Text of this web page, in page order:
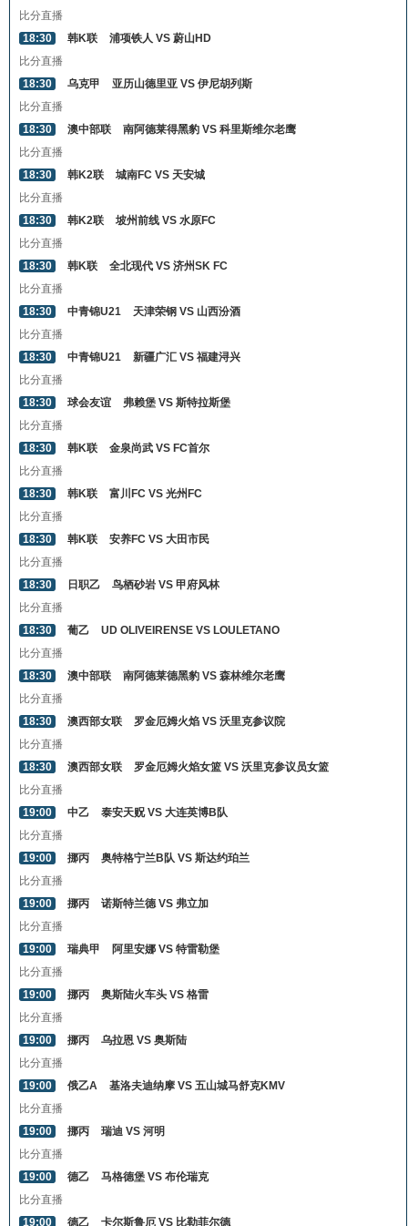
比分直播
18:30
韩K联
浦项铁人 VS 蔚山HD
比分直播
18:30
乌克甲
亚历山德里亚 VS 伊尼胡列斯
比分直播
18:30
澳中部联
南阿德莱得黑豹 VS 科里斯维尔老鹰
比分直播
18:30
韩K2联
城南FC VS 天安城
比分直播
18:30
韩K2联
坡州前线 VS 水原FC
比分直播
18:30
韩K联
全北现代 VS 济州SK FC
比分直播
18:30
中青锦U21
天津荣钢 VS 山西汾酒
比分直播
18:30
中青锦U21
新疆广汇 VS 福建浔兴
比分直播
18:30
球会友谊
弗赖堡 VS 斯特拉斯堡
比分直播
18:30
韩K联
金泉尚武 VS FC首尔
比分直播
18:30
韩K联
富川FC VS 光州FC
比分直播
18:30
韩K联
安养FC VS 大田市民
比分直播
18:30
日职乙
鸟栖砂岩 VS 甲府风林
比分直播
18:30
葡乙
UD OLIVEIRENSE VS LOULETANO
比分直播
18:30
澳中部联
南阿德莱德黑豹 VS 森林维尔老鹰
比分直播
18:30
澳西部女联
罗金厄姆火焰 VS 沃里克参议院
比分直播
18:30
澳西部女联
罗金厄姆火焰女篮 VS 沃里克参议员女篮
比分直播
19:00
中乙
泰安天贶 VS 大连英博B队
比分直播
19:00
挪丙
奥特格宁兰B队 VS 斯达约珀兰
比分直播
19:00
挪丙
诺斯特兰德 VS 弗立加
比分直播
19:00
瑞典甲
阿里安娜 VS 特雷勒堡
比分直播
19:00
挪丙
奥斯陆火车头 VS 格雷
比分直播
19:00
挪丙
乌拉恩 VS 奥斯陆
比分直播
19:00
俄乙A
基洛夫迪纳摩 VS 五山城马舒克KMV
比分直播
19:00
挪丙
瑞迪 VS 河明
比分直播
19:00
德乙
马格德堡 VS 布伦瑞克
比分直播
19:00
德乙
卡尔斯鲁厄 VS 比勒菲尔德